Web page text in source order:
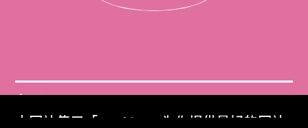
本网站使用「Cookies」为你提供最好的网站
门票